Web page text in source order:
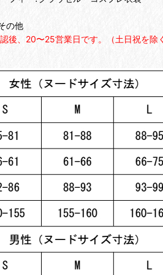
の他
後、20〜25営業日です。（土日祝を除